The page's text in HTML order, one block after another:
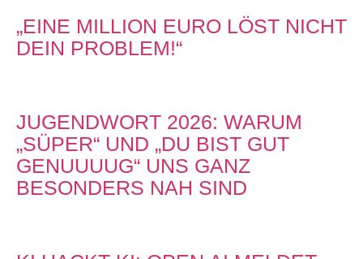
„EINE MILLION EURO LÖST NICHT
DEIN PROBLEM!“
JUGENDWORT 2026: WARUM
„SÜPER“ UND „DU BIST GUT
GENUUUUG“ UNS GANZ
BESONDERS NAH SIND